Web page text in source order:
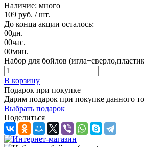
Наличие: много
109 руб. / шт.
До конца акции осталось:
00дн.
00час.
00мин.
Набор для бойлов
В корзину
Подарок при покупке
Дарим подарок при покупке данного
Выбрать подарок
Поделиться